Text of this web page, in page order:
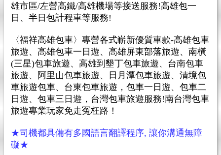
雄市區/左營高鐵/高雄機場等接送服務!高雄包一
日、半日包計程車等服務!
〈福祥高雄包車〉專營各式嶄新優質車款-高雄包車
旅遊、高雄包車一日遊、高雄屏東部落旅遊、南橫
(三星)包車旅遊、高雄到墾丁包車旅遊、台南包車
旅遊、阿里山包車旅遊、日月潭包車旅遊、清境包
車旅遊包車、台東包車旅遊， 包車一日遊、 包車二
日遊、 包車三日遊，台灣包車旅遊服務!南台灣包車
旅遊專業玩家免走冤枉路！
★司機都具備有多國語言翻譯程序, 讓你溝通無障
礙★